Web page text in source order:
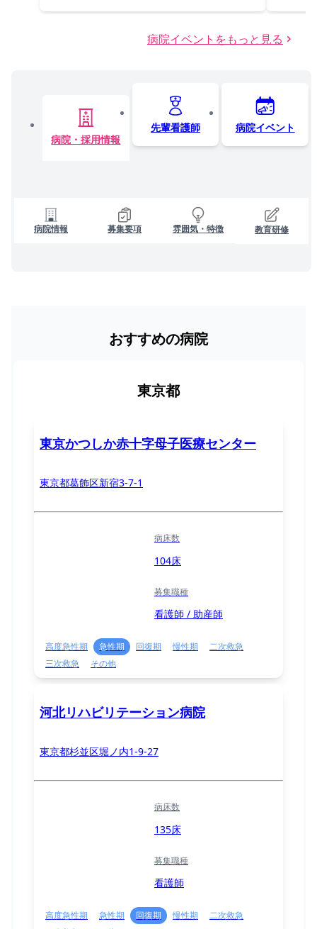
病院イベントをもっと見る
病院・採用情報
先輩看護師 病院イベント
病院情報 募集要項 雰囲気・特徴 教育研修
おすすめの病院
東京都
東京かつしか赤十字母子医療センター
東京都葛飾区新宿3-7-1
病床数
104床
募集職種
看護師 / 助産師
高度急性期 急性期 回復期 慢性期
二次救急
三次救急
その他
河北リハビリテーション病院
東京都杉並区堀ノ内1-9-27
病床数
135床
募集職種
看護師
高度急性期 急性期 回復期 慢性期
二次救急